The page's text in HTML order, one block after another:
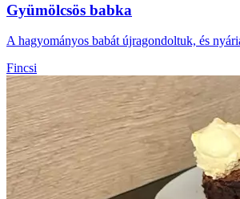
Gyümölcsös babka
A hagyományos babát újragondoltuk, és
Fincsi